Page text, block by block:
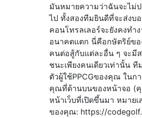
มันหมายความว่าฉันจะไม่
ไป ทั้งสองทีมยินดีที่จะส่งบ
คอนโทรลเลอร์จะยังคงทำ
อนาคตแตก นี่คือกษัตริย์ขอ
คนต่อสู้กับแต่ละอื่น ๆ จะมี
ชนะเพียงคนเดียวเท่านั้น
ตัวผู้ใช้PPCGของคุณ ในก
คุณที่ด้านบนของหน้าจอ (คุ
หน้าเว็บที่เปิดขึ้นมา หมาย
ของคุณ: https://